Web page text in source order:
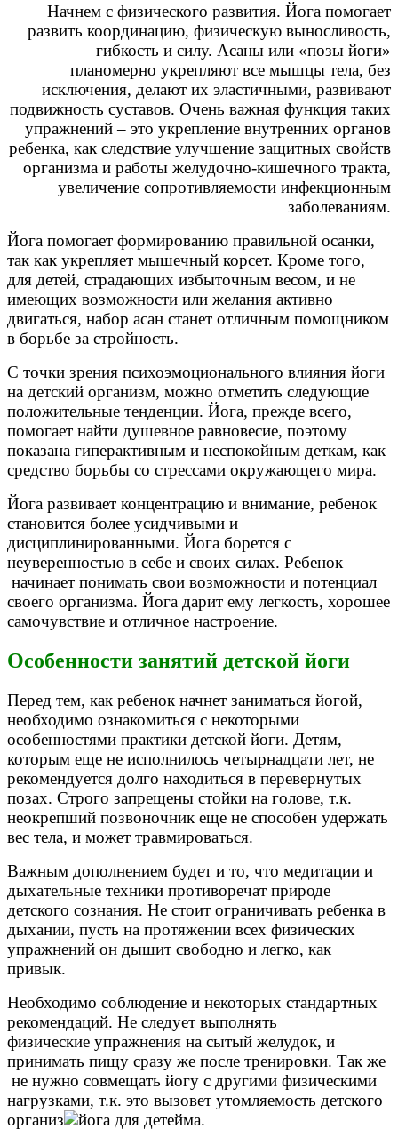
Начнем с физического развития. Йога помогает
развить координацию, физическую выносливость,
гибкость и силу. Асаны или «позы йоги»
планомерно укрепляют все мышцы тела, без
исключения, делают их эластичными, развивают
подвижность суставов. Очень важная функция таких
упражнений – это укрепление внутренних органов
ребенка, как следствие улучшение защитных свойств
организма и работы желудочно-кишечного тракта,
увеличение сопротивляемости инфекционным
заболеваниям.
Йога помогает формированию правильной осанки,
так как укрепляет мышечный корсет. Кроме того,
для детей, страдающих избыточным весом, и не
имеющих возможности или желания активно
двигаться, набор асан станет отличным помощником
в борьбе за стройность.
С точки зрения психоэмоционального влияния йоги
на детский организм, можно отметить следующие
положительные тенденции. Йога, прежде всего,
помогает найти душевное равновесие, поэтому
показана гиперактивным и неспокойным деткам, как
средство борьбы со стрессами окружающего мира.
Йога развивает концентрацию и внимание, ребенок
становится более усидчивыми и
дисциплинированными. Йога борется с
неуверенностью в себе и своих силах. Ребенок
начинает понимать свои возможности и потенциал
своего организма. Йога дарит ему легкость, хорошее
самочувствие и отличное настроение.
Особенности занятий детской йоги
Перед тем, как ребенок начнет заниматься йогой,
необходимо ознакомиться с некоторыми
особенностями практики детской йоги. Детям,
которым еще не исполнилось четырнадцати лет, не
рекомендуется долго находиться в перевернутых
позах. Строго запрещены стойки на голове, т.к.
неокрепший позвоночник еще не способен удержать
вес тела, и может травмироваться.
Важным дополнением будет и то, что медитации и
дыхательные техники противоречат природе
детского сознания. Не стоит ограничивать ребенка в
дыхании, пусть на протяжении всех физических
упражнений он дышит свободно и легко, как
привык.
Необходимо соблюдение и некоторых стандартных
рекомендаций. Не следует выполнять
физические упражнения на сытый желудок, и
принимать пищу сразу же после тренировки. Так же
не нужно совмещать йогу с другими физическими
нагрузками, т.к. это вызовет утомляемость детского
организ
ма.